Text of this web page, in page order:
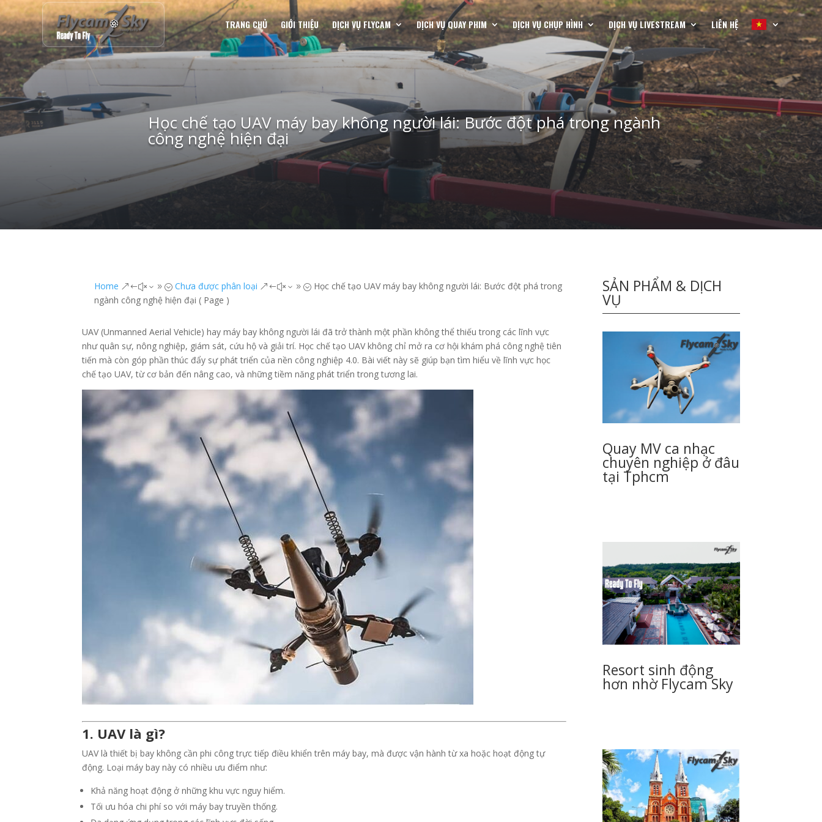
TRANG CHỦ GIỚI THIỆU DỊCH VỤ FLYCAM DỊCH VỤ QUAY PHIM DỊCH VỤ CHỤP HÌNH DỊCH VỤ LIVESTREAM LIÊN HỆ
Học chế tạo UAV máy bay không người lái: Bước đột phá trong ngành
công nghệ hiện đại
Home &#x39; Chưa được phân loại &#x39; Học chế tạo UAV máy bay không người lái: Bước đột phá trong
ngành công nghệ hiện đại ( Page )
UAV (Unmanned Aerial Vehicle) hay máy bay không người lái đã trở thành một phần không thể thiếu trong các lĩnh vực
như quân sự, nông nghiệp, giám sát, cứu hộ và giải trí. Học chế tạo UAV không chỉ mở ra cơ hội khám phá công nghệ tiên
tiến mà còn góp phần thúc đẩy sự phát triển của nền công nghiệp 4.0. Bài viết này sẽ giúp bạn tìm hiểu về lĩnh vực học
chế tạo UAV, từ cơ bản đến nâng cao, và những tiềm năng phát triển trong tương lai.
1. UAV là gì?
UAV là thiết bị bay không cần phi công trực tiếp điều khiển trên máy bay, mà được vận hành từ xa hoặc hoạt động tự
động. Loại máy bay này có nhiều ưu điểm như:
Khả năng hoạt động ở những khu vực nguy hiểm.
Tối ưu hóa chi phí so với máy bay truyền thống.
SẢN PHẨM & DỊCH
VỤ
Quay MV ca nhạc
chuyên nghiệp ở đâu
tại Tphcm
Resort sinh động
hơn nhờ Flycam Sky